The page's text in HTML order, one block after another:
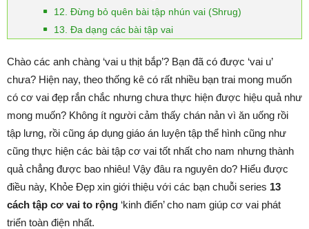
12. Đừng bỏ quên bài tập nhún vai (Shrug)
13. Đa dạng các bài tập vai
Chào các anh chàng ‘vai u thịt bắp’? Bạn đã có được ‘vai u’
chưa? Hiện nay, theo thống kê có rất nhiều bạn trai mong muốn
có cơ vai đẹp rắn chắc nhưng chưa thực hiện được hiệu quả như
mong muốn? Không ít người cảm thấy chán nản vì ăn uống rồi
tập lưng, rồi cũng áp dụng giáo án luyện tập thể hình cũng như
cũng thực hiện các bài tập cơ vai tốt nhất cho nam nhưng thành
quả chẳng được bao nhiêu! Vậy đâu ra nguyên do? Hiểu được
điều này, Khỏe Đẹp xin giới thiệu với các bạn chuỗi series 13
cách tập cơ vai to rộng ‘kinh điển’ cho nam giúp cơ vai phát
triển toàn điện nhất.